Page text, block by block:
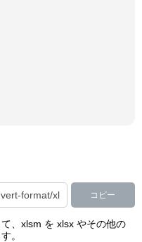
コピー
、xlsm を xlsx やその他の
。